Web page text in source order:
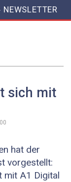
NEWSLETTER
sich mit
hat der
vorgestellt:
mit A1 Digital